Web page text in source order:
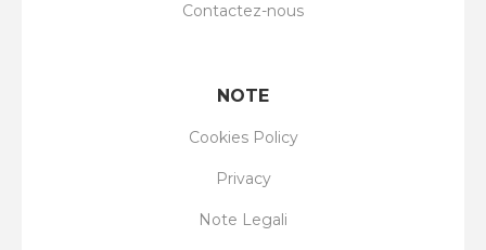
Contactez-nous
NOTE
Cookies Policy
Privacy
Note Legali